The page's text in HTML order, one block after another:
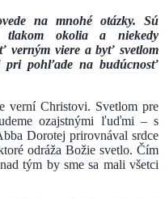
na mnohé otázky. Sú
tlakom okolia a niekedy
verným viere a byť svetlom
pri pohľade na budúcnosť
verní Christovi. Svetlom pre
ozajstnými ľuďmi – s
Dorotej prirovnával srdce
odráža Božie svetlo. Čím
tým by sme sa mali všetci